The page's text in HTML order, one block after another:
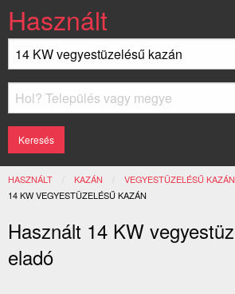
Használt
HASZNÁLT KAZÁN
VEGYESTÜZELÉSŰ KAZÁN
JELENLEGI:
14 KW VEGYESTÜZELÉSŰ KAZÁN
Használt 14 KW
eladó